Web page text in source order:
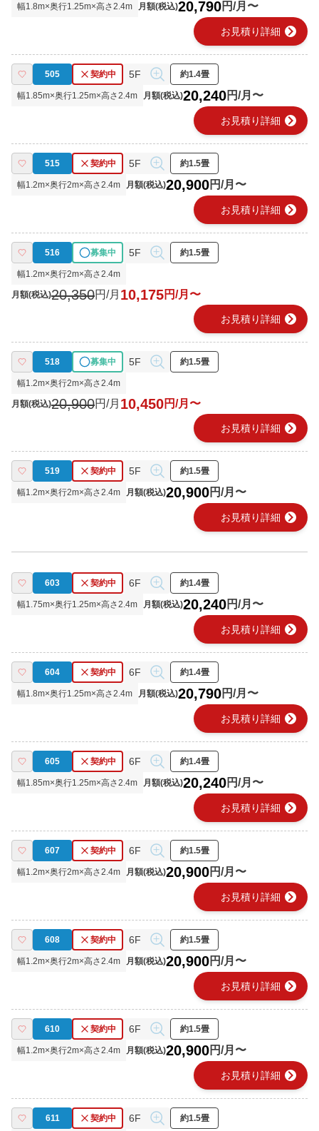
幅1.8m×奥行1.25m×高さ2.4m 月額(税込)20,790円/月〜
お見積り詳細 chevron_right
505 契約中 5F 約1.4畳
幅1.85m×奥行1.25m×高さ2.4m 月額(税込)20,240円/月〜
お見積り詳細 chevron_right
515 契約中 5F 約1.5畳
幅1.2m×奥行2m×高さ2.4m 月額(税込)20,900円/月〜
お見積り詳細 chevron_right
516 募集中 5F 約1.5畳
幅1.2m×奥行2m×高さ2.4m
月額(税込)20,350円/月 10,175円/月〜
お見積り詳細 chevron_right
518 募集中 5F 約1.5畳
幅1.2m×奥行2m×高さ2.4m
月額(税込)20,900円/月 10,450円/月〜
お見積り詳細 chevron_right
519 契約中 5F 約1.5畳
幅1.2m×奥行2m×高さ2.4m 月額(税込)20,900円/月〜
お見積り詳細 chevron_right
603 契約中 6F 約1.4畳
幅1.75m×奥行1.25m×高さ2.4m 月額(税込)20,240円/月〜
お見積り詳細 chevron_right
604 契約中 6F 約1.4畳
幅1.8m×奥行1.25m×高さ2.4m 月額(税込)20,790円/月〜
お見積り詳細 chevron_right
605 契約中 6F 約1.4畳
幅1.85m×奥行1.25m×高さ2.4m 月額(税込)20,240円/月〜
お見積り詳細 chevron_right
607 契約中 6F 約1.5畳
幅1.2m×奥行2m×高さ2.4m 月額(税込)20,900円/月〜
お見積り詳細 chevron_right
608 契約中 6F 約1.5畳
幅1.2m×奥行2m×高さ2.4m 月額(税込)20,900円/月〜
お見積り詳細 chevron_right
610 契約中 6F 約1.5畳
幅1.2m×奥行2m×高さ2.4m 月額(税込)20,900円/月〜
お見積り詳細 chevron_right
611 契約中 6F 約1.5畳